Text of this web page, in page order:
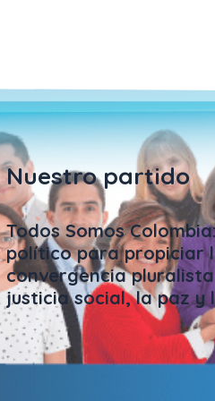
Nuestro partido
Todos Somos
político para propiciar
convergencia
justicia social, la paz y